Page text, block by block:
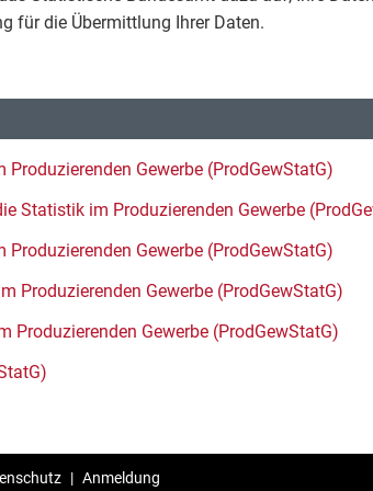
für die Übermittlung Ihrer Daten.
Gewerbe (ProdGewStatG)
Statistik im Produzierenden Gewerbe
Gewerbe (ProdGewStatG)
Produzierenden Gewerbe (ProdGewStatG)
Produzierenden Gewerbe (ProdGewStatG)
| Anmeldung